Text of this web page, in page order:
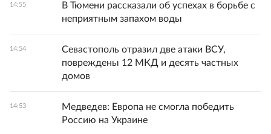
14:55
В Тюмени рассказали об успехах в борьбе с
неприятным запахом воды
14:54
Севастополь отразил две атаки ВСУ,
повреждены 12 МКД и десять частных
домов
14:53
Медведев: Европа не смогла победить
Россию на Украине